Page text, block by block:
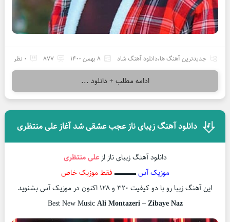
جدیدترین آهنگ ها،دانلود آهنگ شاد 8 بهمن 1400 877 0 نظر
ادامه مطلب + دانلود ...
دانلود آهنگ زیبای ناز عجب عشقی شد آغاز علی منتظری
دانلود آهنگ زیبای ناز ازعلی منتظری
موزیک آس▬▬▬ فقط موزیک خاص
این آهنگ زیبا رو با دو کیفیت ۳۲۰ و ۱۲۸ اکنون در موزیک آس بشنوید
Best New MusicAli Montazeri – Zibaye Naz